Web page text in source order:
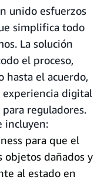
unido esfuerzos
simplifica todo
La solución
el proceso,
hasta el acuerdo,
experiencia digital
reguladores.
incluyen:
para que el
objetos dañados y
al estado en